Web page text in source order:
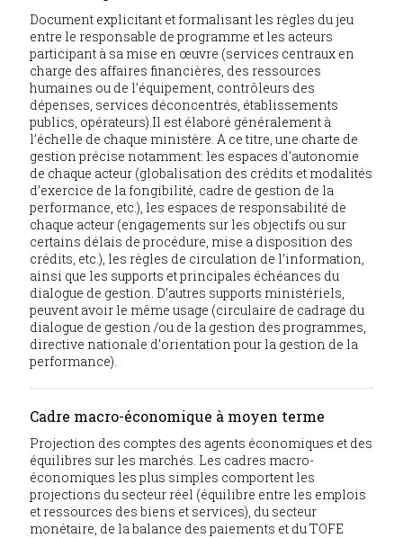
Document explicitant et formalisant les règles du jeu
entre le responsable de programme et les acteurs
participant à sa mise en œuvre (services centraux en
charge des affaires financières, des ressources
humaines ou de l’équipement, contrôleurs des
dépenses, services déconcentrés, établissements
publics, opérateurs).Il est élaboré généralement à
l’échelle de chaque ministère. A ce titre, une charte de
gestion précise notamment: les espaces d’autonomie
de chaque acteur (globalisation des crédits et modalités
d’exercice de la fongibilité, cadre de gestion de la
performance, etc.), les espaces de responsabilité de
chaque acteur (engagements sur les objectifs ou sur
certains délais de procédure, mise a disposition des
crédits, etc.), les règles de circulation de l’information,
ainsi que les supports et principales échéances du
dialogue de gestion. D’autres supports ministériels,
peuvent avoir le même usage (circulaire de cadrage du
dialogue de gestion /ou de la gestion des programmes,
directive nationale d’orientation pour la gestion de la
performance).
Cadre macro-économique à moyen terme
Projection des comptes des agents économiques et des
équilibres sur les marchés. Les cadres macro-
économiques les plus simples comportent les
projections du secteur réel (équilibre entre les emplois
et ressources des biens et services), du secteur
monétaire, de la balance des paiements et du TOFE